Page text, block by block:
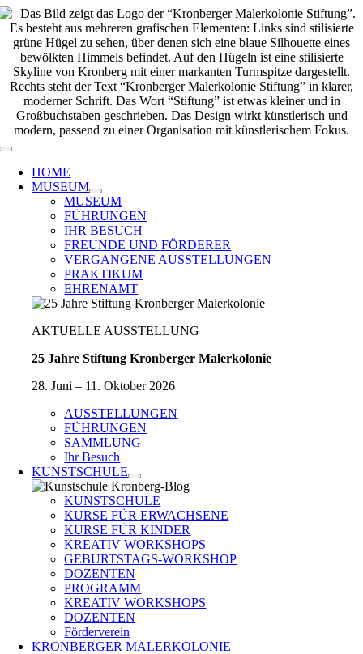
Zum
Inhalt
springen
Toggle
Navigation
HOME
MUSEUM
MUSEUM
FÜHRUNGEN
IHR BESUCH
FREUNDE UND FÖRDERER
VERGANGENE AUSSTELLUNGEN
PRAKTIKUM
EHRENAMT
AKTUELLE AUSSTELLUNG
25 Jahre Stiftung Kronberger Malerkolonie
28. Juni – 11. Oktober 2026
AUSSTELLUNGEN
FÜHRUNGEN
SAMMLUNG
Ihr Besuch
KUNSTSCHULE
KUNSTSCHULE
KURSE FÜR ERWACHSENE
KURSE FÜR KINDER
KREATIV WORKSHOPS
GEBURTSTAGS-WORKSHOP
DOZENTEN
PROGRAMM
KREATIV WORKSHOPS
DOZENTEN
Förderverein
KRONBERGER MALERKOLONIE